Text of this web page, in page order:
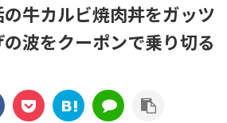
の牛カルビ焼肉丼をガッツ
波をクーポンで乗り切る